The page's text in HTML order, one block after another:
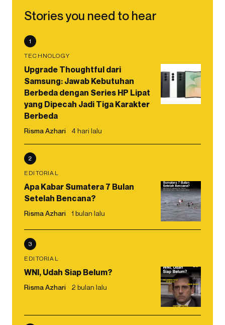
Stories you need to hear
1
TECHNOLOGY
Upgrade Thoughtful dari
Samsung: Jawab Kebutuhan
Berbeda dengan Series HP Lipat
yang Dipecah Jadi Tiga Karakter
Berbeda
Risma Azhari 4 hari lalu
2
EDITORIAL
Apa Kabar Sumatera 7 Bulan
Setelah Bencana?
Risma Azhari 1 bulan lalu
3
EDITORIAL
WNI, Udah Siap Belum?
Risma Azhari 2 bulan lalu